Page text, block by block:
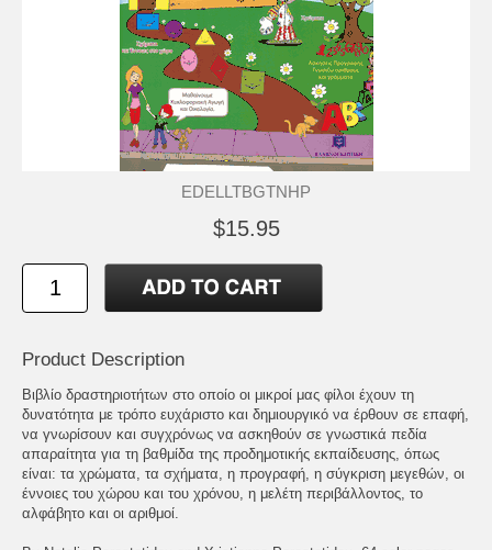
EDELLTBGTNHP
$15.95
Product Description
Βιβλίο δραστηριοτήτων στο οποίο οι μικροί μας φίλοι έχουν τη
δυνατότητα με τρόπο ευχάριστο και δημιουργικό να έρθουν σε επαφή,
να γνωρίσουν και συγχρόνως να ασκηθούν σε γνωστικά πεδία
απαραίτητα για τη βαθμίδα της προδημοτικής εκπαίδευσης, όπως
είναι: τα χρώματα, τα σχήματα, η προγραφή, η σύγκριση μεγεθών, οι
έννοιες του χώρου και του χρόνου, η μελέτη περιβάλλοντος, το
αλφάβητο και οι αριθμοί.